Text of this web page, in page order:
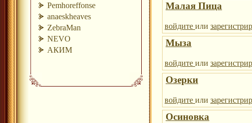
Pemhoreffonse
anaeskheaves
ZebraMan
NEVO
АКИМ
Малая Пица
войдите или
Мыза
войдите или
Озерки
войдите или
Осиновка